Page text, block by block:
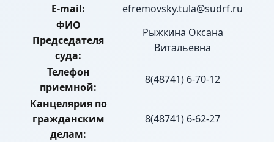
E-mail:
efremovsky.tula@sudrf.ru
ФИО
Председателя
суда:
Рыжкина Оксана
Витальевна
Телефон
приемной:
8(48741) 6-70-12
Канцелярия по
гражданским
делам:
8(48741) 6-62-27